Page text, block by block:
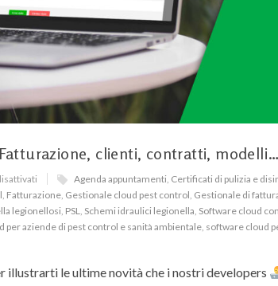
clienti, contratti, modelli…
Agenda appuntamenti, Certificati di pulizia e
, Fatturazione, Gestionale cloud pest control, Gestionale di
legionellosi, PSL, Schemi idraulici legionella, Software cloud
per aziende di pest control e sanità ambientale, software cloud
illustrarti le ultime novità che i nostri developers